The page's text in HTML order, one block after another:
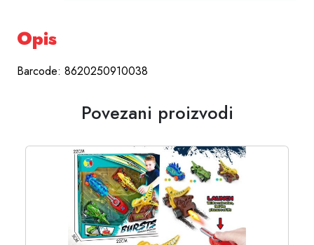
Opis
Barcode: 8620250910038
Povezani proizvodi